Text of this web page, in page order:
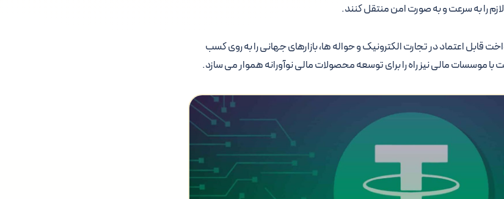
لازم را به سرعت و به صورت امن منتقل کنند.
قابل اعتماد در تجارت الکترونیک و حواله ها، بازارهای جهانی را به روی کسب
با موسسات مالی نیز راه را برای توسعه محصولات مالی نوآورانه هموار می سازد.